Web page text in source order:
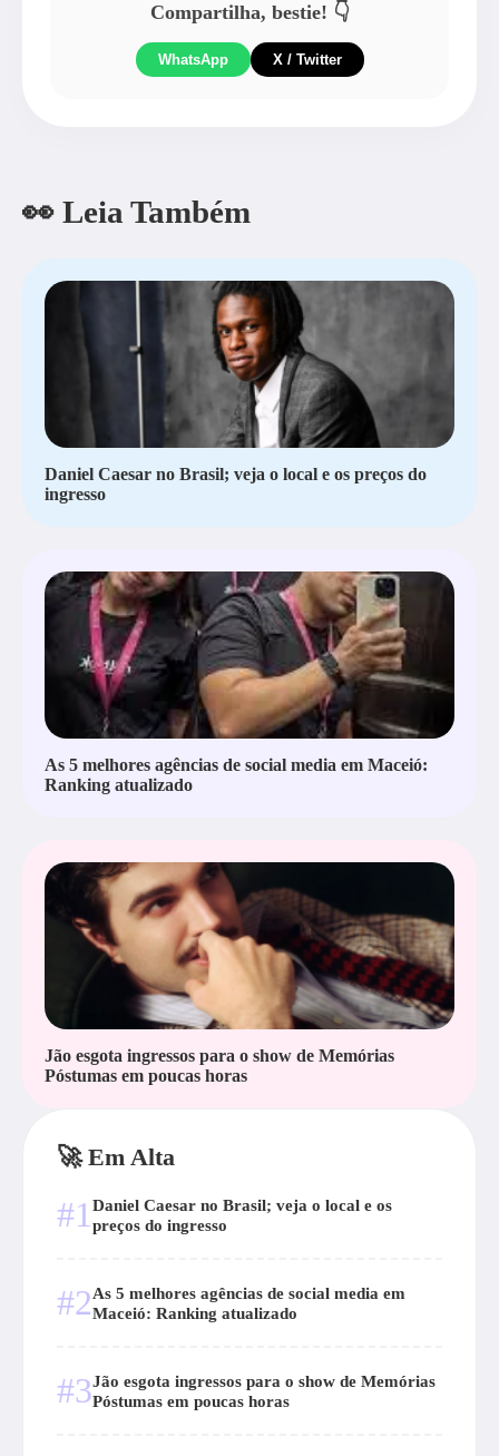
Compartilha, bestie! 👇
WhatsApp X / Twitter
👀 Leia Também
Daniel Caesar no Brasil; veja o local e os preços do
ingresso
As 5 melhores agências de social media em Maceió:
Ranking atualizado
Jão esgota ingressos para o show de Memórias
Póstumas em poucas horas
🚀 Em Alta
#1 Daniel Caesar no Brasil; veja o local e os
preços do ingresso
#2As 5 melhores agências de social media em
Maceió: Ranking atualizado
#3Jão esgota ingressos para o show de Memórias
Póstumas em poucas horas